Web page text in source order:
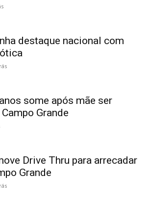
destaque nacional com
some após mãe ser
Grande
Drive Thru para arrecadar
Grande